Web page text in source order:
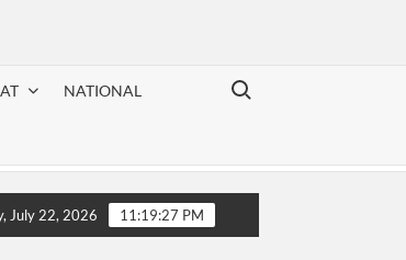
NATIONAL
Search for:
: જથ્થો પૂરતો છે, અફવાઓથી દૂર રહો” — નાયબ
July 22, 2026 11:19:29 PM